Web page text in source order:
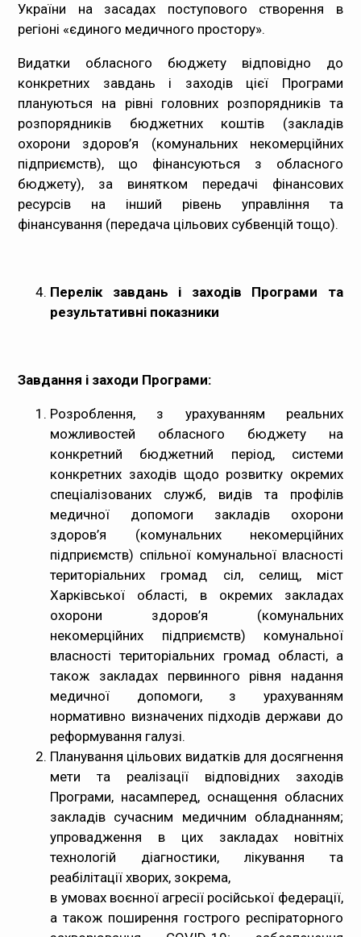
України на засадах поступового створення в
регіоні «єдиного медичного простору».
Видатки обласного бюджету відповідно до
конкретних завдань і заходів цієї Програми
плануються на рівні головних розпорядників та
розпорядників бюджетних коштів (закладів
охорони здоров’я (комунальних некомерційних
підприємств), що фінансуються з обласного
бюджету), за винятком передачі фінансових
ресурсів на інший рівень управління та
фінансування (передача цільових субвенцій тощо).
Перелік завдань і заходів Програми та
результативні показники
Завдання і заходи Програми:
Розроблення, з урахуванням реальних
можливостей обласного бюджету на
конкретний бюджетний період, системи
конкретних заходів щодо розвитку окремих
спеціалізованих служб, видів та профілів
медичної допомоги закладів охорони
здоров’я (комунальних некомерційних
підприємств) спільної комунальної власності
територіальних громад сіл, селищ, міст
Харківської області, в окремих закладах
охорони здоров’я (комунальних
некомерційних підприємств) комунальної
власності територіальних громад області, а
також закладах первинного рівня надання
медичної допомоги, з урахуванням
нормативно визначених підходів держави до
реформування галузі.
Планування цільових видатків для досягнення
мети та реалізації відповідних заходів
Програми, насамперед, оснащення обласних
закладів сучасним медичним обладнанням;
упровадження в цих закладах новітніх
технологій діагностики, лікування та
реабілітації хворих, зокрема,
в умовах воєнної агресії російської федерації,
а також поширення гострого респіраторного